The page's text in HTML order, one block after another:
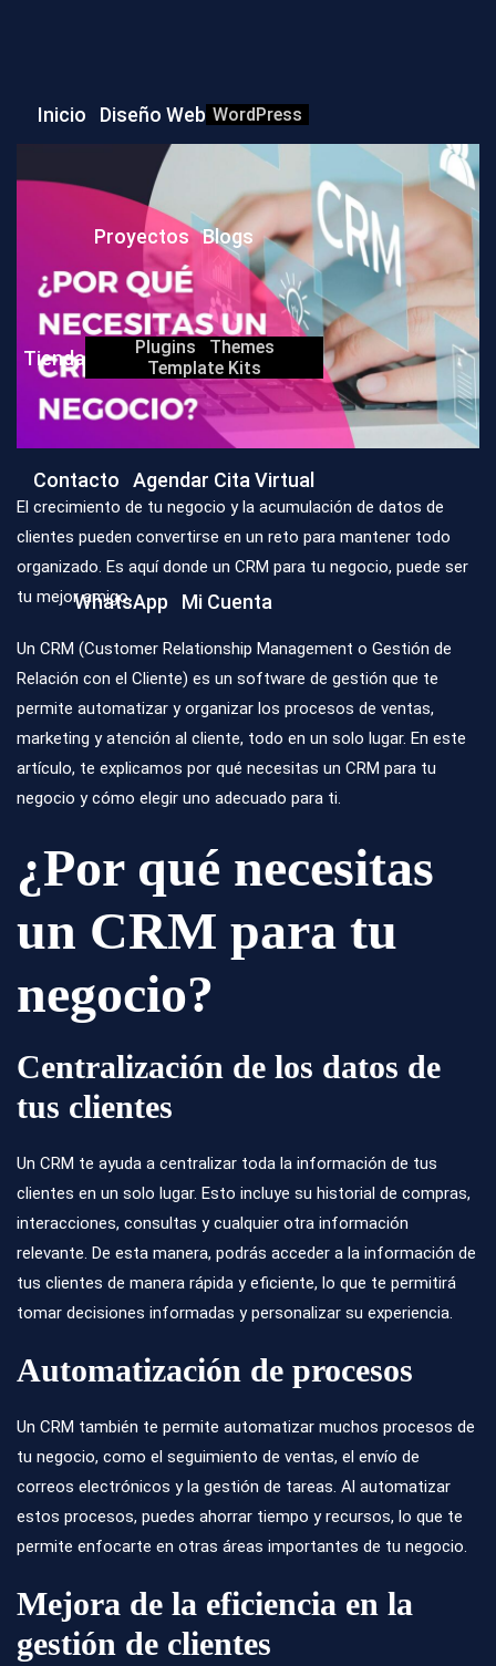
Inicio Diseño Web WordPress
Proyectos Blogs
Tienda Plugins
Themes
Template Kits
Contacto Agendar Cita Virtual
WhatsApp Mi Cuenta
El crecimiento de tu negocio y la acumulación de datos de
clientes pueden convertirse en un reto para mantener todo
organizado. Es aquí donde un CRM para tu negocio, puede ser
tu mejor amigo.
Un CRM (Customer Relationship Management o Gestión de
Relación con el Cliente) es un software de gestión que te
permite automatizar y organizar los procesos de ventas,
marketing y atención al cliente, todo en un solo lugar. En este
artículo, te explicamos por qué necesitas un CRM para tu
negocio y cómo elegir uno adecuado para ti.
¿Por qué necesitas
un CRM para tu
negocio?
Centralización de los datos de
tus clientes
Un CRM te ayuda a centralizar toda la información de tus
clientes en un solo lugar. Esto incluye su historial de compras,
interacciones, consultas y cualquier otra información
relevante. De esta manera, podrás acceder a la información de
tus clientes de manera rápida y eficiente, lo que te permitirá
tomar decisiones informadas y personalizar su experiencia.
Automatización de procesos
Un CRM también te permite automatizar muchos procesos de
tu negocio, como el seguimiento de ventas, el envío de
correos electrónicos y la gestión de tareas. Al automatizar
estos procesos, puedes ahorrar tiempo y recursos, lo que te
permite enfocarte en otras áreas importantes de tu negocio.
Mejora de la eficiencia en la
gestión de clientes